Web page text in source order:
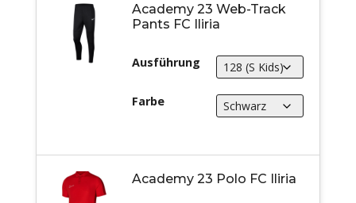
Academy 23 Web-Track
Pants FC Iliria
Ausführung
Farbe
Academy 23 Polo FC Iliria